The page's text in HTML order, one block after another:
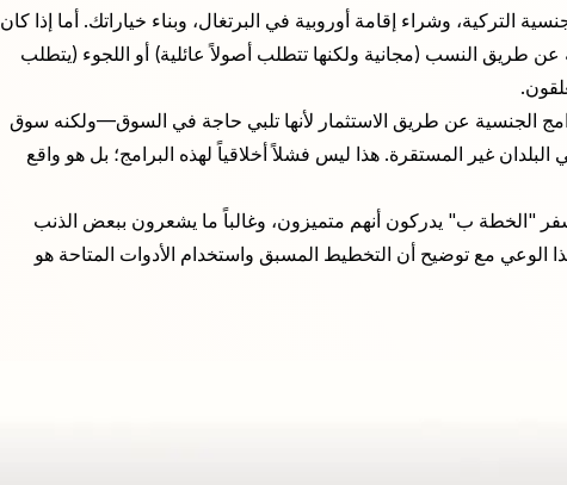
على الجنسية التركية، وشراء إقامة أوروبية في البرتغال، وبناء خياراتك. أما إذا كان
عن طريق النسب (مجانية ولكنها تتطلب أصولاً عائلية) أو اللجوء (يتطلب
الجنسية عن طريق الاستثمار لأنها تلبي حاجة في السوق—ولكنه سوق
غير المستقرة. هذا ليس فشلاً أخلاقياً لهذه البرامج؛ بل هو واقع
"الخطة ب" يدركون أنهم متميزون، وغالباً ما يشعرون ببعض الذنب
مع توضيح أن التخطيط المسبق واستخدام الأدوات المتاحة هو